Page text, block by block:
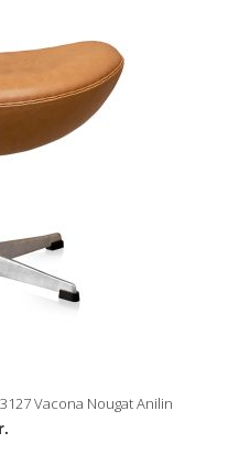
Vacona Nougat Anilin